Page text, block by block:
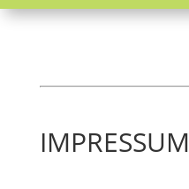
IMPRESSUM